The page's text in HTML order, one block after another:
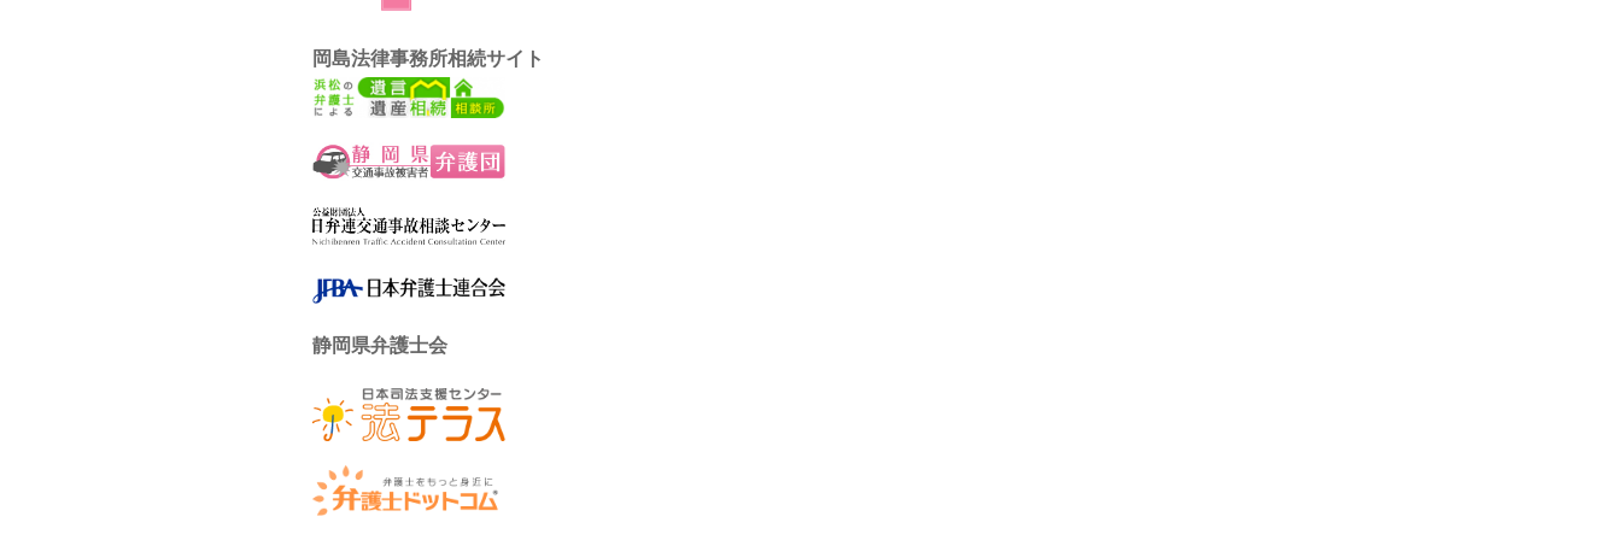
岡島法律事務所相続サイト
静岡県弁護士会